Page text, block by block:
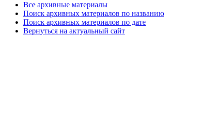
Все архивные материалы
Поиск архивных материалов по названию
Поиск архивных материалов по дате
Вернуться на актуальный сайт